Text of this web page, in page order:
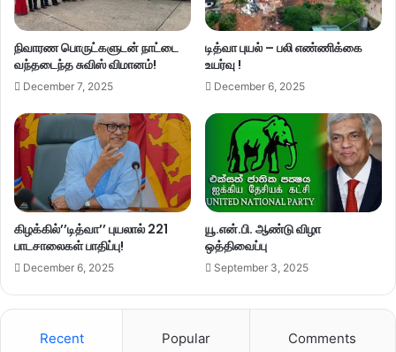
நிவாரண பொருட்களுடன் நாட்டை
வந்தடைந்த சுவிஸ் விமானம்!
December 7, 2025
டித்வா புயல் – பலி எண்ணிக்கை
உயர்வு !
December 6, 2025
கிழக்கில்’’டித்வா’’ புயலால் 221
பாடசாலைகள் பாதிப்பு!
December 6, 2025
யூ.என்.பி. ஆண்டு விழா
ஒத்திவைப்பு
September 3, 2025
Recent Popular Comments